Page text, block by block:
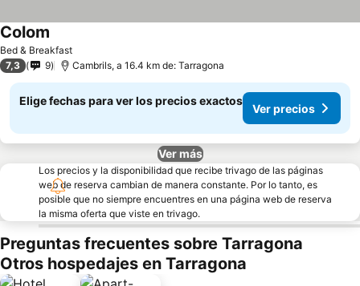
Bed & Breakfast
Colom
7,3 9 Cambrils, a 16.4 km de: Tarragona
Elige fechas para ver los precios exactos
Ver precios
Ver más
Los precios y la disponibilidad que recibe trivago de las páginas
web de reserva cambian de manera constante. Por lo tanto, es
posible que no siempre encuentres en una página web de reserva
la misma oferta que viste en trivago.
Preguntas frecuentes sobre Tarragona
Otros hospedajes en Tarragona